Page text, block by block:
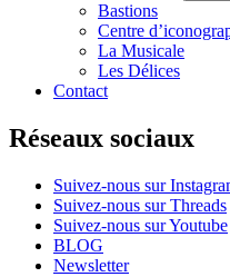
Bastions
Centre
La Musicale
Les Délices
Contact
Réseaux sociaux
Suivez-nous sur
Suivez-nous sur Threads
Suivez-nous sur Youtube
BLOG
Newsletter